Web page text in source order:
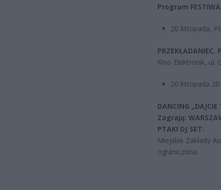
Program
20 listopada,
Kino Elektronik, ul.
20 listopada
DANCING „DAJCIE
Zagrają:
PTAKI DJ SET.
Miejskie Zakłady
ograniczona.